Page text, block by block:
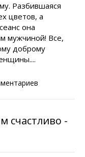
Разбившаяся
цветов, а
она
мужчиной! Все,
доброму
счастливо -